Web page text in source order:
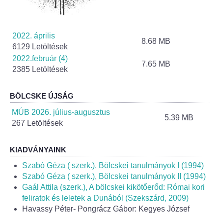
Szerződések
Helyi Esélyegyenlőség Program
Helyi Építési Szabályzat
INTÉZMÉNYEK
Bölcskei Mesevár Óvoda és Bölcsőde
Óvodakert
Egészségügy
2022. április
6129 Letöltések
8.68 MB
2022.február (4)
2385 Letöltések
7.65 MB
BÖLCSKE ÚJSÁG
MÚB 2026. július-augusztus
267 Letöltések
5.39 MB
KIADVÁNYAINK
Szabó Géza ( szerk.), Bölcskei tanulmányok I (1994)
Szabó Géza ( szerk.), Bölcskei tanulmányok II (1994)
Gaál Attila (szerk.), A bölcskei kikötőerőd: Római kori
feliratok és leletek a Dunából (Szekszárd, 2009)
Havassy Péter- Pongrácz Gábor: Kegyes József